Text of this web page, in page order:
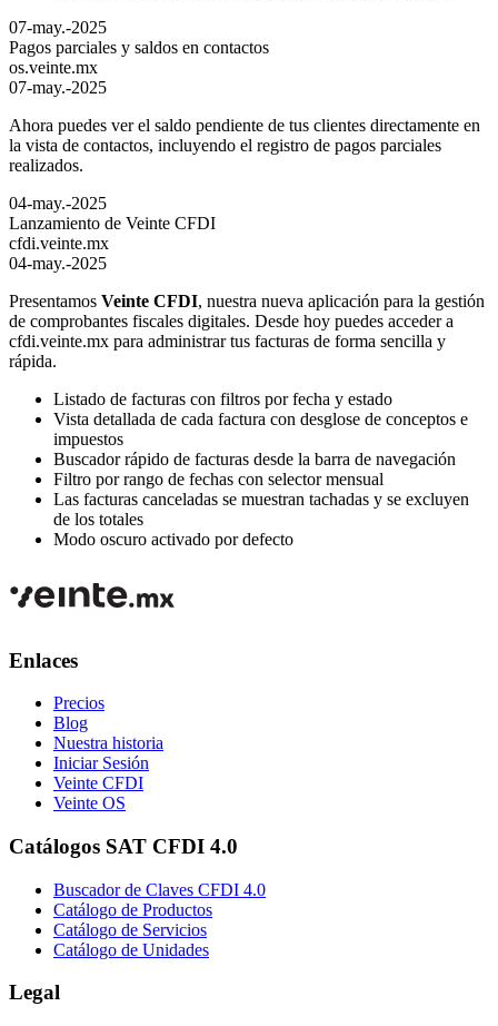
07-may.-2025
Pagos parciales y saldos en contactos
os.veinte.mx
07-may.-2025
Ahora puedes ver el saldo pendiente de tus clientes directamente en
la vista de contactos, incluyendo el registro de pagos parciales
realizados.
04-may.-2025
Lanzamiento de Veinte CFDI
cfdi.veinte.mx
04-may.-2025
Presentamos Veinte CFDI, nuestra nueva aplicación para la gestión
de comprobantes fiscales digitales. Desde hoy puedes acceder a
cfdi.veinte.mx para administrar tus facturas de forma sencilla y
rápida.
Listado de facturas con filtros por fecha y estado
Vista detallada de cada factura con desglose de conceptos e
impuestos
Buscador rápido de facturas desde la barra de navegación
Filtro por rango de fechas con selector mensual
Las facturas canceladas se muestran tachadas y se excluyen
de los totales
Modo oscuro activado por defecto
Enlaces
Precios
Blog
Nuestra historia
Iniciar Sesión
Veinte CFDI
Veinte OS
Catálogos SAT CFDI 4.0
Buscador de Claves CFDI 4.0
Catálogo de Productos
Catálogo de Servicios
Catálogo de Unidades
Legal